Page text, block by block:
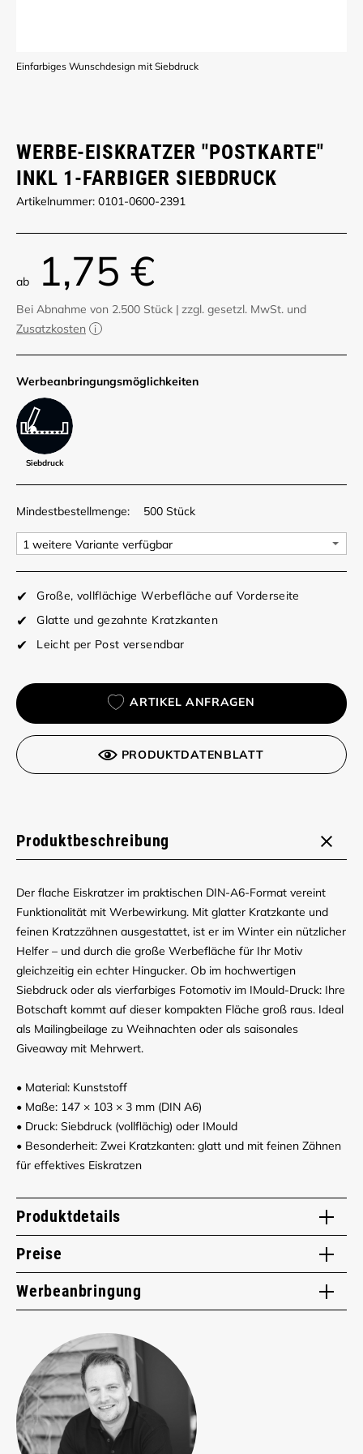
Einfarbiges Wunschdesign mit Siebdruck
WERBE-EISKRATZER "POSTKARTE"
INKL 1-FARBIGER SIEBDRUCK
Artikelnummer: 0101-0600-2391
ab 1,75 €
Bei Abnahme von 2.500 Stück | zzgl. gesetzl. MwSt. und
Zusatzkosten
Werbe­anbringungs­möglich­keiten
Siebdruck
Mindestbestellmenge: 500 Stück
Große, vollflächige Werbefläche auf Vorderseite
Glatte und gezahnte Kratzkanten
Leicht per Post versendbar
ARTIKEL ANFRAGEN
PRODUKTDATENBLATT
Produktbeschreibung
Der flache Eiskratzer im praktischen DIN-A6-Format vereint
Funktionalität mit Werbewirkung. Mit glatter Kratzkante und
feinen Kratzzähnen ausgestattet, ist er im Winter ein nützlicher
Helfer – und durch die große Werbefläche für Ihr Motiv
gleichzeitig ein echter Hingucker. Ob im hochwertigen
Siebdruck oder als vierfarbiges Fotomotiv im IMould-Druck: Ihre
Botschaft kommt auf dieser kompakten Fläche groß raus. Ideal
als Mailingbeilage zu Weihnachten oder als saisonales
Giveaway mit Mehrwert.
• Material: Kunststoff
• Maße: 147 × 103 × 3 mm (DIN A6)
• Druck: Siebdruck (vollflächig) oder IMould
• Besonderheit: Zwei Kratzkanten: glatt und mit feinen Zähnen
für effektives Eiskratzen
Produktdetails
Preise
Werbeanbringung